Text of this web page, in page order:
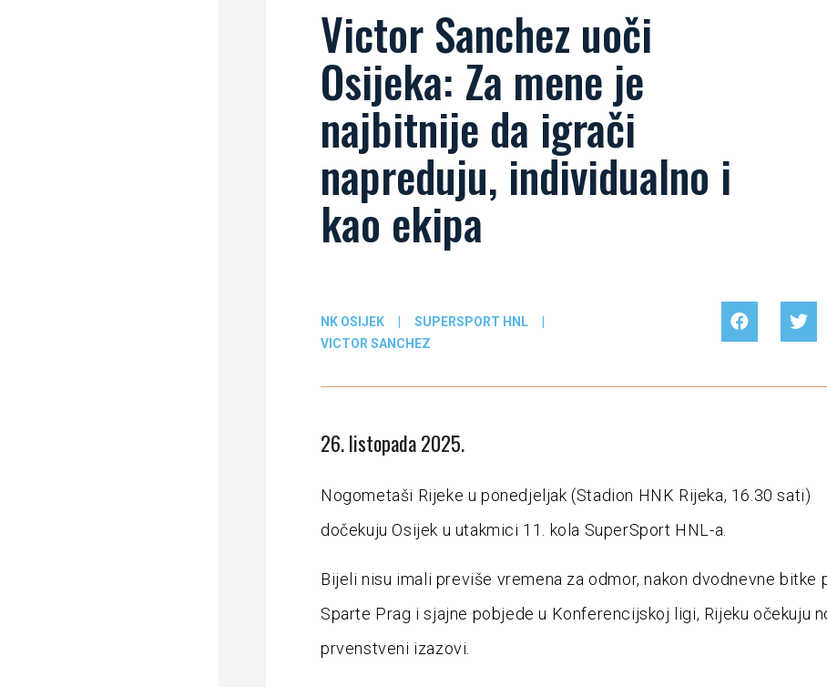
Victor Sanchez uoči
Osijeka: Za mene je
najbitnije da igrači
napreduju, individualno i
kao ekipa
NK OSIJEK SUPERSPORT HNL
VICTOR SANCHEZ
26. listopada 2025.
Nogometaši Rijeke u ponedjeljak (Stadion HNK Rijeka, 16.30 sati)
dočekuju Osijek u utakmici 11. kola SuperSport HNL-a.
Bijeli nisu imali previše vremena za odmor, nakon dvodnevne bitke
Sparte Prag i sjajne pobjede u Konferencijskoj ligi, Rijeku očekuju
prvenstveni izazovi.